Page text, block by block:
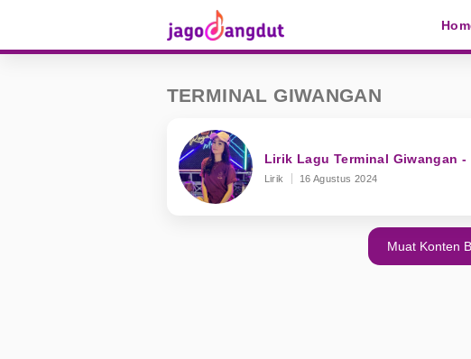
TERMINAL GIWANGAN
Lirik Lagu Terminal Giwangan -
Lirik 16 Agustus 2024
Muat Konten